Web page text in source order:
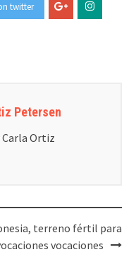
twitter
Petersen
Ortiz
terreno fértil para
vocaciones